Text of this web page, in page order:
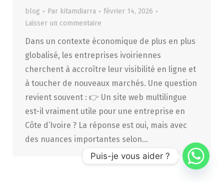
blog Par kitamdiarra
février 14, 2026
Laisser un commentaire
Dans un contexte économique de plus en plus
globalisé, les entreprises ivoiriennes
cherchent à accroître leur visibilité en ligne et
à toucher de nouveaux marchés. Une question
revient souvent : 👉 Un site web multilingue
est-il vraiment utile pour une entreprise en
Côte d’Ivoire ? La réponse est oui, mais avec
des nuances importantes selon…
Puis-je vous aider ?